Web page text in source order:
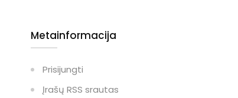
Metainformacija
Prisijungti
Įrašų RSS srautas